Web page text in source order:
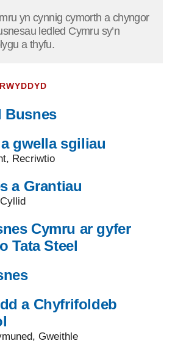
yn cynnig cymorth a chyngor
ledled Cymru sy’n
a thyfu.
Busnes
gwella sgiliau
Recriwtio
a Grantiau
Cymru ar gyfer
Tata Steel
a Chyfrifoldeb
Gweithle